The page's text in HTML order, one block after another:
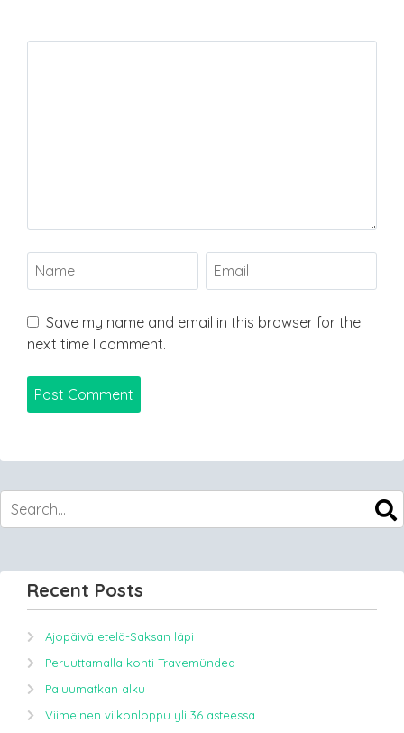
Save my name and email in this browser for the
next time I comment.
Recent Posts
Ajopäivä etelä-Saksan läpi
Peruuttamalla kohti Travemündea
Paluumatkan alku
Viimeinen viikonloppu yli 36 asteessa.